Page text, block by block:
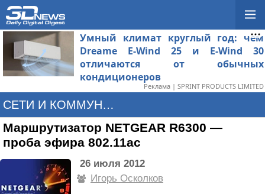
Умный климат круглый год: чем
Dreame E-Wind 25 и E-Wind 30
отличаются от обычных
кондиционеров
Реклама | SPRINT PRODUCTS LIMITED
СЕТИ И КОММУНИКАЦИИ
Маршрутизатор NETGEAR R6300 —
проба эфира 802.11ac
26 июля 2012
Игорь Осколков